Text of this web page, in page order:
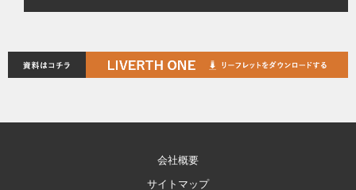
会社概要
サイトマップ